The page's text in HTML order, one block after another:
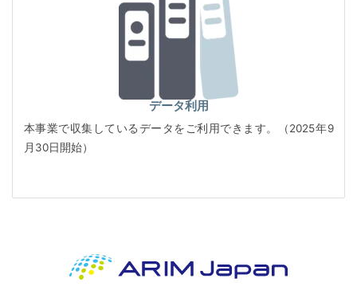
データ利用
本事業で収集しているデータをご利用できます。（2025年9
月30日開始）